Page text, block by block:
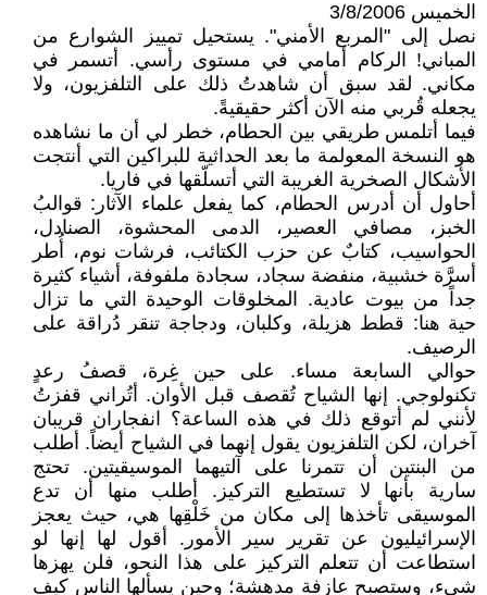
الخميس 3/8/2006
نصل إلى "المربع الأمني". يستحيل تمييز الشوارع من
المباني! الركام أمامي في مستوى رأسي. أتسمر في
مكاني. لقد سبق أن شاهدتُ ذلك على التلفزيون، ولا
يجعله قُربي منه الآن أكثر حقيقيةً.
فيما أتلمس طريقي بين الحطام، خطر لي أن ما نشاهده
هو النسخة المعولمة ما بعد الحداثية للبراكين التي أنتجت
الأشكال الصخرية الغريبة التي أتسلّقها في فاريا.
أحاول أن أدرس الحطام، كما يفعل علماء الآثار: قوالبُ
الخبز، مصافي العصير، الدمى المحشوة، الصنادل،
الحواسيب، كتابٌ عن حزب الكتائب، فرشات نوم، أُطر
أسرَّة خشبية، منفضة سجاد، سجادة ملفوفة، أشياء كثيرة
جداً من بيوت عادية. المخلوقات الوحيدة التي ما تزال
حية هنا: قطط هزيلة، وكلبان، ودجاجة تنقر دُراقة على
الرصيف.
حوالي السابعة مساء. على حين غِرة، قصفُ رعدٍ
تكنولوجي. إنها الشياح تُقصف قبل الأوان. أتُراني قفزتُ
لأنني لم أتوقع ذلك في هذه الساعة؟ انفجاران قريبان
آخران، لكن التلفزيون يقول إنهما في الشياح أيضاً. أطلب
من البنتين أن تتمرنا على آلتيهما الموسيقيتين. تحتج
سارية بأنها لا تستطيع التركيز. أطلب منها أن تدع
الموسيقى تأخذها إلى مكان من خَلْقِها هي، حيث يعجز
الإسرائيليون عن تقرير سير الأمور. أقول لها إنها لو
استطاعت أن تتعلم التركيز على هذا النحو، فلن يهزها
شيء، وستصبح عازفة مدهشة؛ وحين يسألها الناس كيف